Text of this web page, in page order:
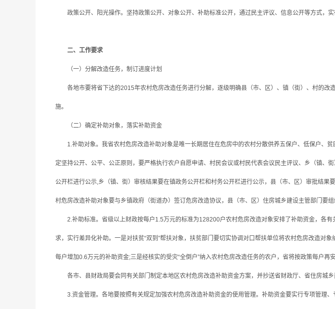
政策公开、阳光操作。坚持政策公开、对象公开、补助标准公开，通过民主评议、信息公开等方式，实
二、工作要求
（一）分解改造任务，制订进度计划
各地市要将省下达的2015年农村危房改造任务进行分解，逐级明确县（市、区）、镇（街）、村的改
施。
（二）确定补助对象，落实补助资金
1.补助对象。我省农村危房改造补助对象是唯一长期居住在危房中的农村分散供养五保户、低保户、
定坚持公开、公平、公正原则，要严格执行农户自愿申请、村民会议或村民代表会议民主评议、乡（镇
公开栏进行公示,乡（镇、街）审核结果要在镇政务公开栏和村务公开栏进行公示，县（市、区）审批结
村危房改造补助对象要与乡镇政府（街道办）签订危房改造协议，县（市、区）住房城乡建设主管部门要组
2.补助标准。省级以上财政按每户1.5万元的标准为128200户农村危房改造对象安排了补助资金，各
求，实行差异化补助。一是对扶贫“双到”帮扶对象，扶贫部门要切实协调对口帮扶单位将农村危房改造对
每户增加0.6万元的补助资金;三是经核实的受灾“全倒户”纳入农村危房改造任务的农户，省将按政策每户再
各市、县财政局要会同有关部门制定本地区农村危房改造补助资金方案，并抄送省财政厅、省住房城乡
3.资金管理。各地要按照有关规定加强农村危房改造补助资金的使用管理。补助资金要实行专项管理